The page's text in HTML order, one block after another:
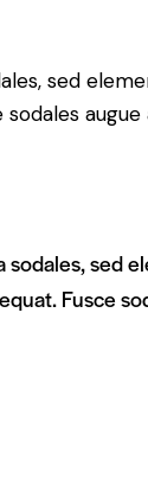
sed
sodales, sed
Fusce